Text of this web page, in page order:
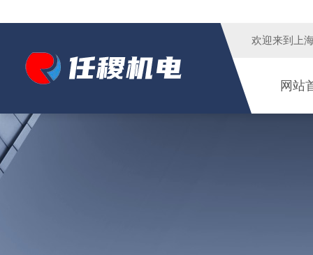
欢迎来到 上
网站